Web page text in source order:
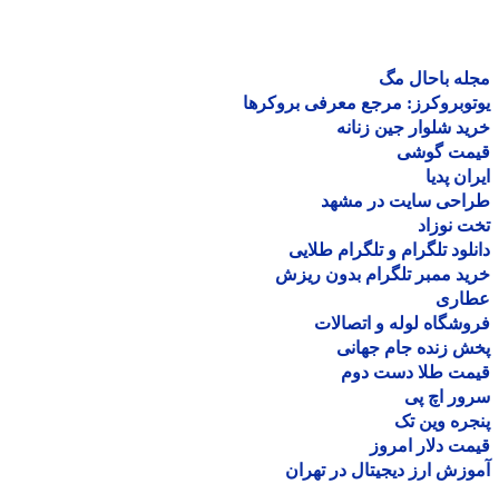
باحال مگ
مرجع معرفی بروکرها
شلوار جین زنانه
گوشی
پدیا
سایت در مشهد
نوزاد
تلگرام و تلگرام طلایی
ممبر تلگرام بدون ریزش
لوله و اتصالات
زنده جام جهانی
طلا دست دوم
اچ پی
وین تک
دلار امروز
ارز دیجیتال در تهران